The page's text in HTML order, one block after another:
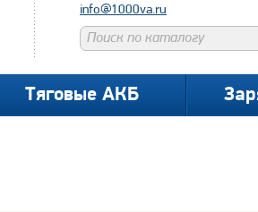
info@1000va.ru
Тяговые АКБ